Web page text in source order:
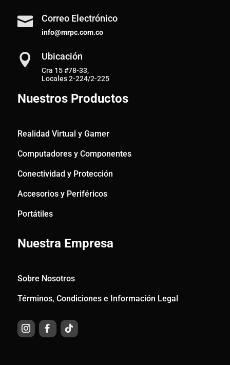
 Correo Electrónico
info@mrpc.com.co
 Ubicación
Cra 15 #78-33,
Locales 2-224/2-225
Nuestros Productos
Realidad Virtual y Gamer
Computadores y Componentes
Conectividad y Protección
Accesorios y Periféricos
Portátiles
Nuestra Empresa
Sobre Nosotros
Términos, Condiciones e Información Legal